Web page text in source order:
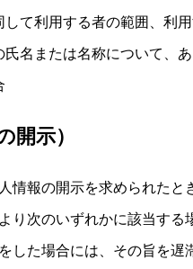
して利用する者の範囲、利
氏名または名称について、
開示）
情報の開示を求められた
り次のいずれかに該当す
した場合には、その旨を